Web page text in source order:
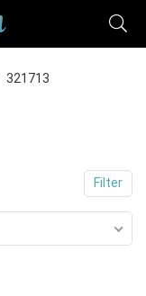
321713
Filter